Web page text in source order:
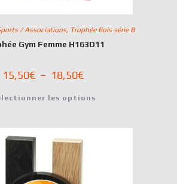
/ Associations, Trophée Bois série B
Gym Femme H163D11
15,50€ – 18,50€
les options